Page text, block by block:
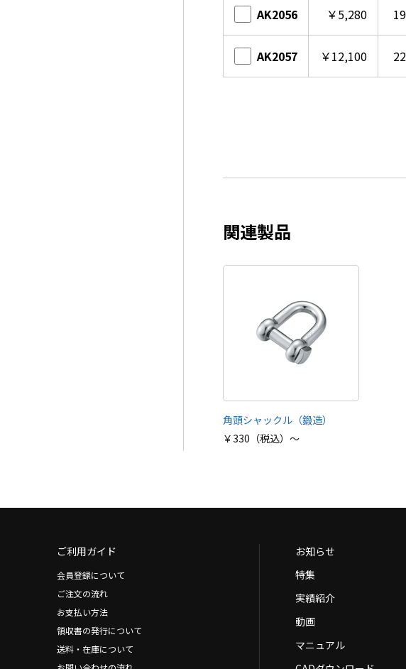
AK2056 ￥5,280 19
AK2057 ￥12,100 22
関連製品
角頭シャックル（鍛造）
￥330（税込）～
ご利用ガイド
会員登録について
ご注文の流れ
お支払い方法
領収書の発行について
送料・在庫について
お知らせ
特集
実績紹介
動画
マニュアル